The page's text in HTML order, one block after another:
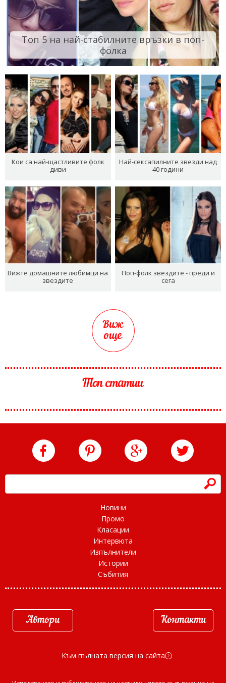
Топ 5 на най-стабилните връзки в поп-
фолка
Кои са най-щастливите фолк
диви
Най-сексапилните звезди над
40 години
Вижте домашните любимци на
звездите
Поп-фолк звездите - преди и
сега
Виж
още
Топ статии
h
Новини
Промо
Класации
Интервюта
Изпълнители
Истории
Събития
Автори Контакти
Към пълната версия на сайта d